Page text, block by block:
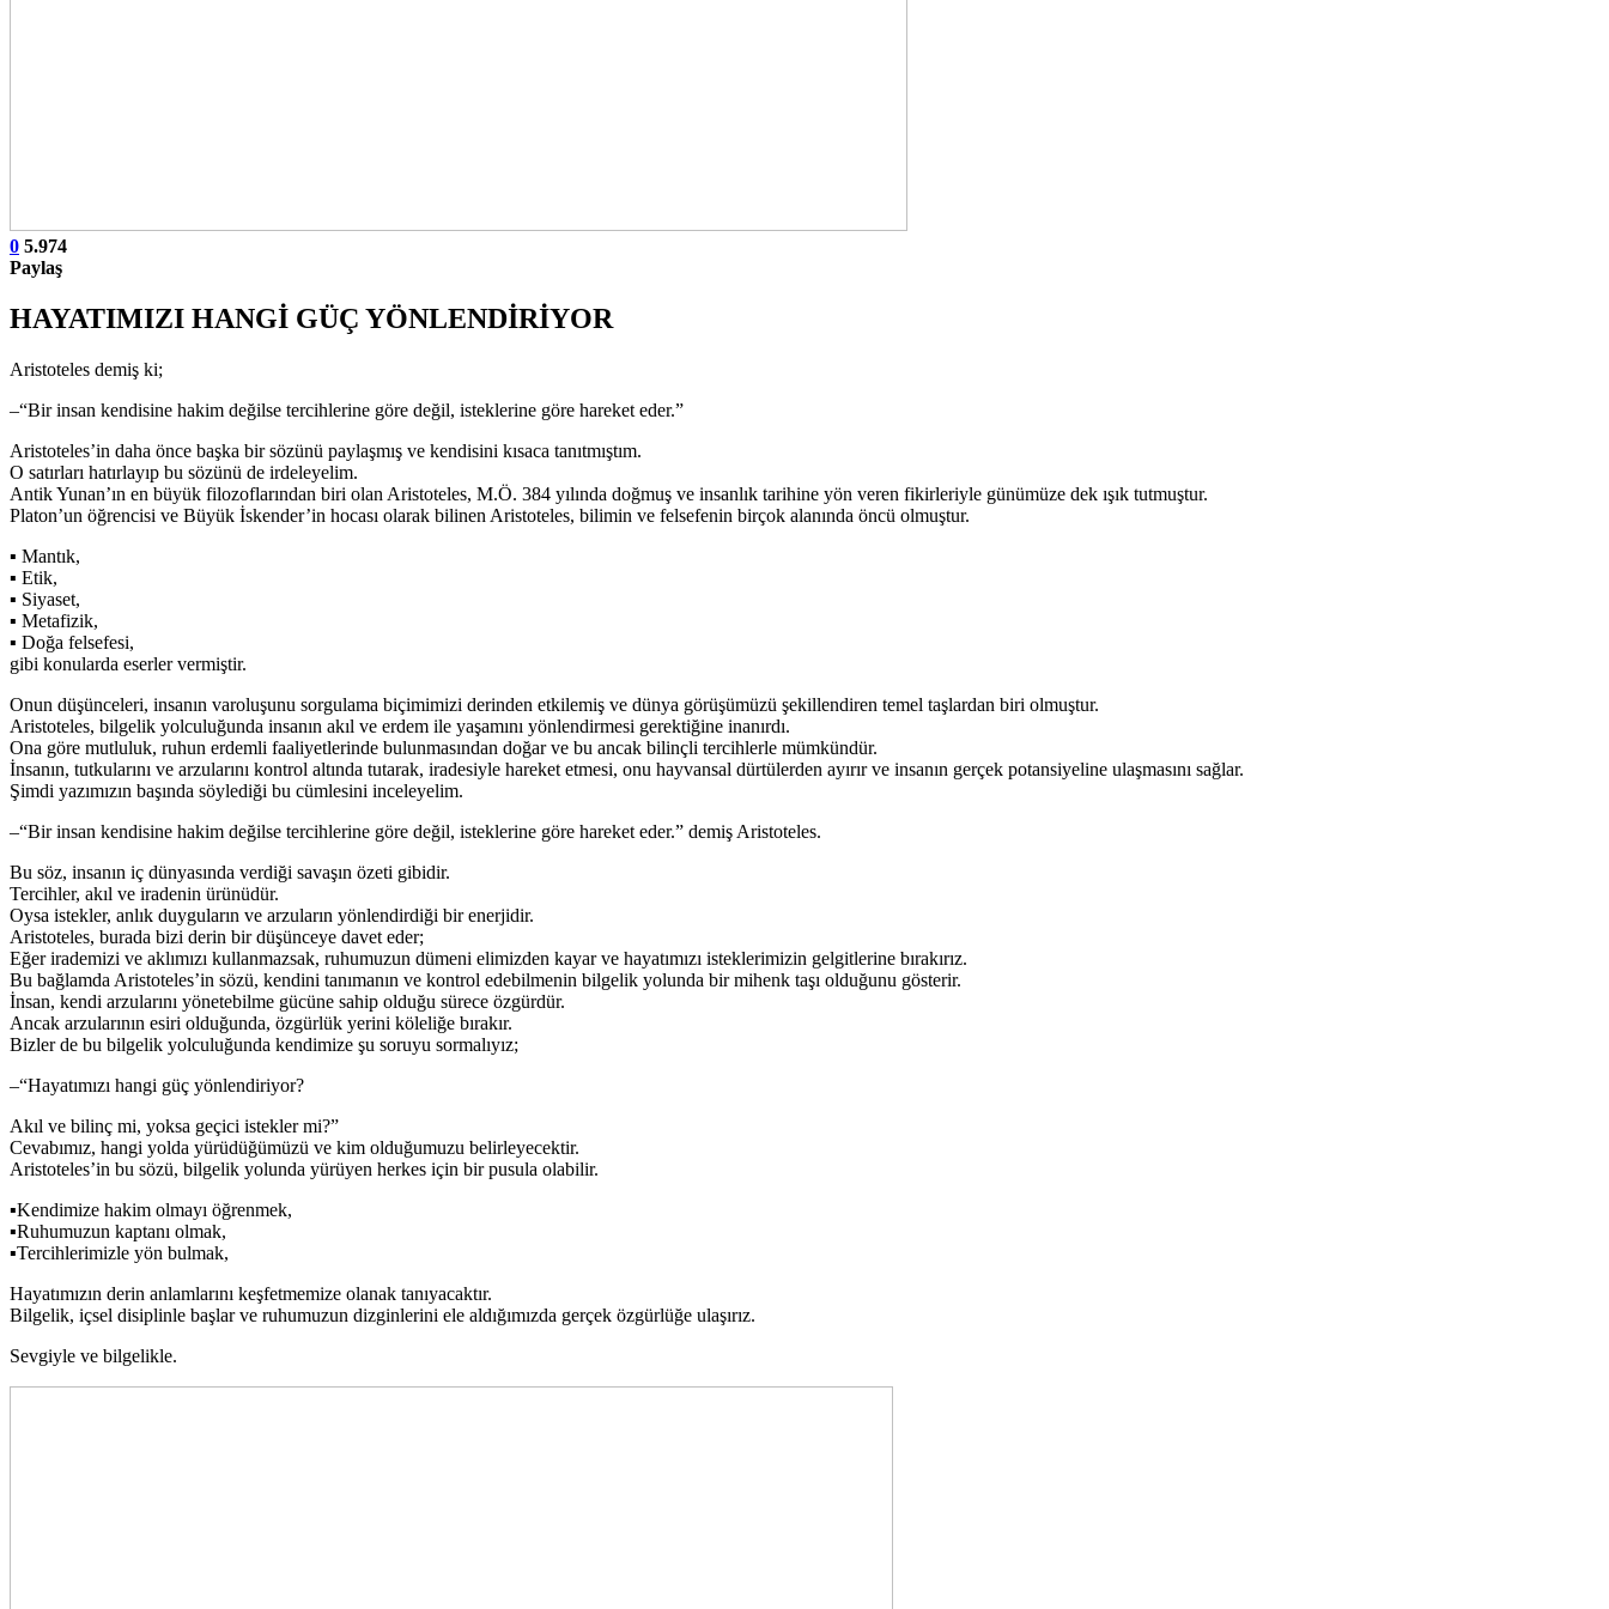
0 5.974
Paylaş
HAYATIMIZI HANGİ GÜÇ YÖNLENDİRİYOR
Aristoteles demiş ki;
–“Bir insan kendisine hakim değilse tercihlerine göre değil, isteklerine göre hareket eder.”
Aristoteles’in daha önce başka bir sözünü paylaşmış ve kendisini kısaca tanıtmıştım.
O satırları hatırlayıp bu sözünü de irdeleyelim.
Antik Yunan’ın en büyük filozoflarından biri olan Aristoteles, M.Ö. 384 yılında doğmuş ve insanlık tarihine yön veren fikirleriyle günümüze dek ışık tutmuştur.
Platon’un öğrencisi ve Büyük İskender’in hocası olarak bilinen Aristoteles, bilimin ve felsefenin birçok alanında öncü olmuştur.
▪ Mantık,
▪ Etik,
▪ Siyaset,
▪ Metafizik,
▪ Doğa felsefesi,
gibi konularda eserler vermiştir.
Onun düşünceleri, insanın varoluşunu sorgulama biçimimizi derinden etkilemiş ve dünya görüşümüzü şekillendiren temel taşlardan biri olmuştur.
Aristoteles, bilgelik yolculuğunda insanın akıl ve erdem ile yaşamını yönlendirmesi gerektiğine inanırdı.
Ona göre mutluluk, ruhun erdemli faaliyetlerinde bulunmasından doğar ve bu ancak bilinçli tercihlerle mümkündür.
İnsanın, tutkularını ve arzularını kontrol altında tutarak, iradesiyle hareket etmesi, onu hayvansal dürtülerden ayırır ve insanın gerçek potansiyeline ulaşmasını sağlar.
Şimdi yazımızın başında söylediği bu cümlesini inceleyelim.
–“Bir insan kendisine hakim değilse tercihlerine göre değil, isteklerine göre hareket eder.” demiş Aristoteles.
Bu söz, insanın iç dünyasında verdiği savaşın özeti gibidir.
Tercihler, akıl ve iradenin ürünüdür.
Oysa istekler, anlık duyguların ve arzuların yönlendirdiği bir enerjidir.
Aristoteles, burada bizi derin bir düşünceye davet eder;
Eğer irademizi ve aklımızı kullanmazsak, ruhumuzun dümeni elimizden kayar ve hayatımızı isteklerimizin gelgitlerine bırakırız.
Bu bağlamda Aristoteles’in sözü, kendini tanımanın ve kontrol edebilmenin bilgelik yolunda bir mihenk taşı olduğunu gösterir.
İnsan, kendi arzularını yönetebilme gücüne sahip olduğu sürece özgürdür.
Ancak arzularının esiri olduğunda, özgürlük yerini köleliğe bırakır.
Bizler de bu bilgelik yolculuğunda kendimize şu soruyu sormalıyız;
–“Hayatımızı hangi güç yönlendiriyor?
Akıl ve bilinç mi, yoksa geçici istekler mi?”
Cevabımız, hangi yolda yürüdüğümüzü ve kim olduğumuzu belirleyecektir.
Aristoteles’in bu sözü, bilgelik yolunda yürüyen herkes için bir pusula olabilir.
▪Kendimize hakim olmayı öğrenmek,
▪Ruhumuzun kaptanı olmak,
▪Tercihlerimizle yön bulmak,
Hayatımızın derin anlamlarını keşfetmemize olanak tanıyacaktır.
Bilgelik, içsel disiplinle başlar ve ruhumuzun dizginlerini ele aldığımızda gerçek özgürlüğe ulaşırız.
Sevgiyle ve bilgelikle.